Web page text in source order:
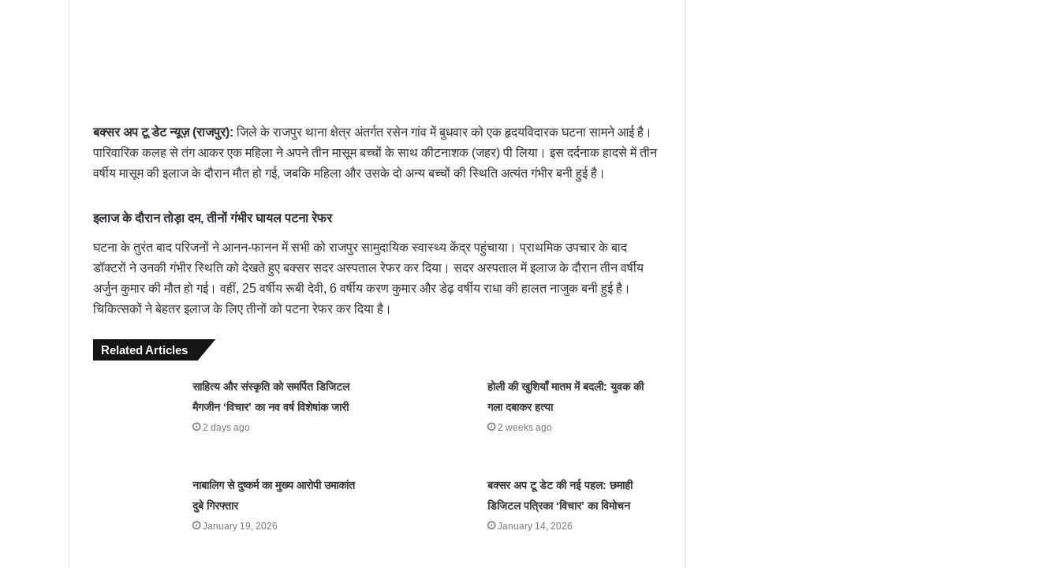
बक्सर अप टू डेट न्यूज़ (राजपुर):जिले के राजपुर थाना क्षेत्र अंतर्गत रसेन गांव में बुधवार को एक हृदयविदारक घटना सामने आई है।
पारिवारिक कलह से तंग आकर एक महिला ने अपने तीन मासूम बच्चों के साथ कीटनाशक (जहर) पी लिया। इस दर्दनाक हादसे में तीन
वर्षीय मासूम की इलाज के दौरान मौत हो गई, जबकि महिला और उसके दो अन्य बच्चों की स्थिति अत्यंत गंभीर बनी हुई है।
इलाज के दौरान तोड़ा दम, तीनों गंभीर घायल पटना रेफर
घटना के तुरंत बाद परिजनों ने आनन-फानन में सभी को राजपुर सामुदायिक स्वास्थ्य केंद्र पहुंचाया। प्राथमिक उपचार के बाद
डॉक्टरों ने उनकी गंभीर स्थिति को देखते हुए बक्सर सदर अस्पताल रेफर कर दिया। सदर अस्पताल में इलाज के दौरान तीन वर्षीय
अर्जुन कुमार की मौत हो गई। वहीं, 25 वर्षीय रूबी देवी, 6 वर्षीय करण कुमार और डेढ़ वर्षीय राधा की हालत नाजुक बनी हुई है।
चिकित्सकों ने बेहतर इलाज के लिए तीनों को पटना रेफर कर दिया है।
Related Articles
साहित्य और संस्कृति को समर्पित डिजिटल
मैगजीन ‘विचार’ का नव वर्ष विशेषांक जारी
2 days ago
होली की खुशियाँ मातम में बदली: युवक की
गला दबाकर हत्या
2 weeks ago
नाबालिग से दुष्कर्म का मुख्य आरोपी उमाकांत
दुबे गिरफ्तार
January 19, 2026
बक्सर अप टू डेट की नई पहल: छमाही
डिजिटल पत्रिका ‘विचार’ का विमोचन
January 14, 2026